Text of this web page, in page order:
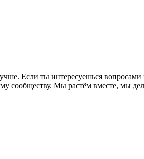
Если ты интересуешься
сообществу. Мы растём вместе, мы